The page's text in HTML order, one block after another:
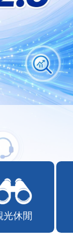
光休閒